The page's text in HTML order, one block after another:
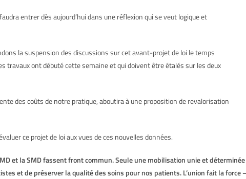
entrer dès aujourd’hui dans une réflexion qui se veut logique et
la suspension des discussions sur cet avant-projet de loi le temps
travaux ont débuté cette semaine et qui doivent être étalés sur les deux
des coûts de notre pratique, aboutira à une proposition de revalorisation
ce projet de loi aux vues de ces nouvelles données.
et la SMD fassent front commun. Seule une mobilisation unie et déterminée
et de préserver la qualité des soins pour nos patients. L’union fait la